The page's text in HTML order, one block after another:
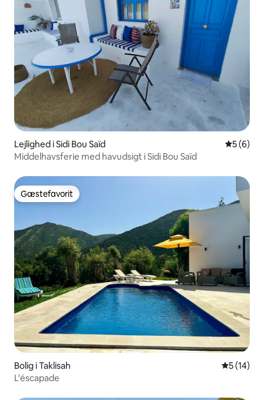
Lejlighed i Sidi Bou Saïd 5 ud af 5
5 (6)
Middelhavsferie med havudsigt i Sidi Bou Saïd
Gæstefavorit
Gæstefavorit
Bolig i Taklisah 5 ud af 5 i
5 (14)
L'éscapade